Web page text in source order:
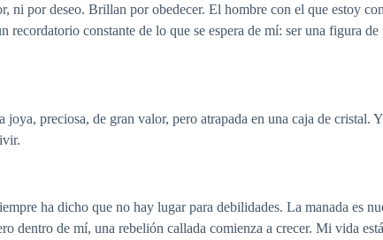
ni por deseo. Brillan por obedecer. El hombre con el que estoy
recordatorio constante de lo que se espera de mí: ser una figura
preciosa, de gran valor, pero atrapada en una caja de cristal.
ha dicho que no hay lugar para debilidades. La manada es
dentro de mí, una rebelión callada comienza a crecer. Mi vida